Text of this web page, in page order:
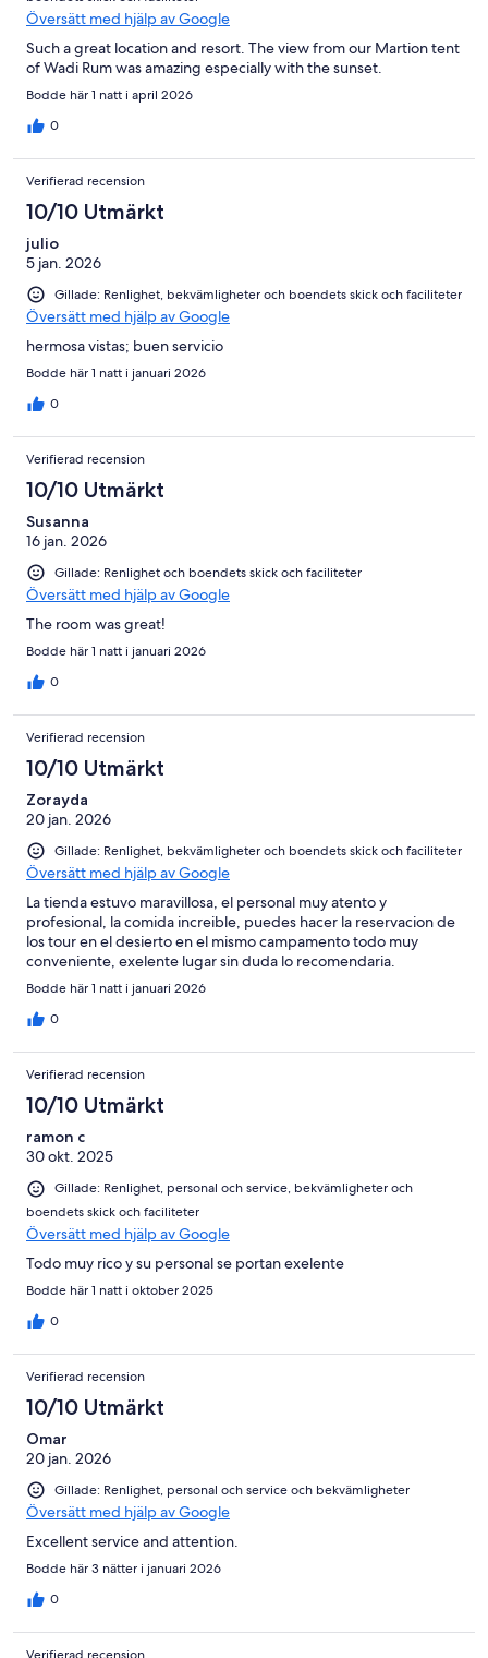
Översätt med hjälp av Google
Such a great location and resort. The view from our Martion tent
of Wadi Rum was amazing especially with the sunset.
Bodde här 1 natt i april 2026
0
Verifierad recension
10/10 Utmärkt
julio
5 jan. 2026
Gillade: Renlighet, bekvämligheter och boendets skick och faciliteter
Översätt med hjälp av Google
hermosa vistas; buen servicio
Bodde här 1 natt i januari 2026
0
Verifierad recension
10/10 Utmärkt
Susanna
16 jan. 2026
Gillade: Renlighet och boendets skick och faciliteter
Översätt med hjälp av Google
The room was great!
Bodde här 1 natt i januari 2026
0
Verifierad recension
10/10 Utmärkt
Zorayda
20 jan. 2026
Gillade: Renlighet, bekvämligheter och boendets skick och faciliteter
Översätt med hjälp av Google
La tienda estuvo maravillosa, el personal muy atento y
profesional, la comida increible, puedes hacer la reservacion de
los tour en el desierto en el mismo campamento todo muy
conveniente, exelente lugar sin duda lo recomendaria.
Bodde här 1 natt i januari 2026
0
Verifierad recension
10/10 Utmärkt
ramon c
30 okt. 2025
Gillade: Renlighet, personal och service, bekvämligheter och
boendets skick och faciliteter
Översätt med hjälp av Google
Todo muy rico y su personal se portan exelente
Bodde här 1 natt i oktober 2025
0
Verifierad recension
10/10 Utmärkt
Omar
20 jan. 2026
Gillade: Renlighet, personal och service och bekvämligheter
Översätt med hjälp av Google
Excellent service and attention.
Bodde här 3 nätter i januari 2026
0
Verifierad recension